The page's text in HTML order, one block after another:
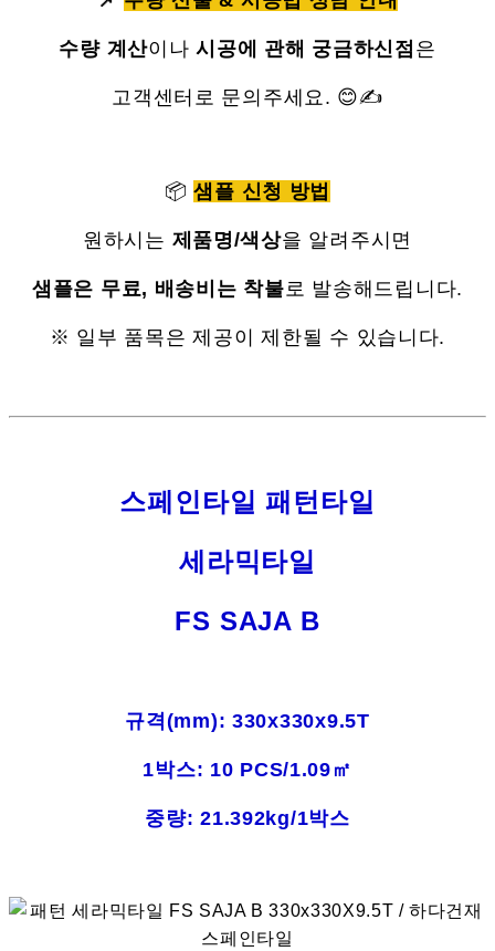
수량 계산이나시공에 관해 궁금하신점 은
고객센터로 문의주세요. 😊✍
📦샘플 신청 방법
원하시는 제품명/색상을 알려주시면
샘플은 무료, 배송비는 착불로 발송해드립니다.
※ 일부 품목은 제공이 제한될 수 있습니다.
스페인타일패턴타일
세라믹타일
FS SAJA B
규격(mm): 330x330x9.5T
1박스: 10 PCS/1.09㎡
중량: 21.392kg/1박스